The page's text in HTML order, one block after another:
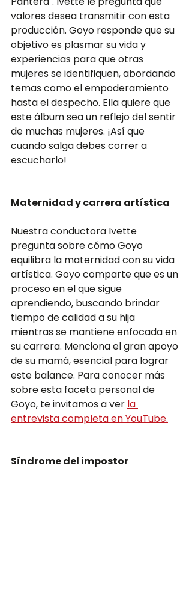
valores desea transmitir con esta
producción. Goyo responde que su
objetivo es plasmar su vida y
experiencias para que otras
mujeres se identifiquen, abordando
temas como el empoderamiento
hasta el despecho. Ella quiere que
este álbum sea un reflejo del sentir
de muchas mujeres. ¡Así que
cuando salga debes correr a
escucharlo!
Maternidad y carrera artística
Nuestra conductora Ivette
pregunta sobre cómo Goyo
equilibra la maternidad con su vida
artística. Goyo comparte que es un
proceso en el que sigue
aprendiendo, buscando brindar
tiempo de calidad a su hija
mientras se mantiene enfocada en
su carrera. Menciona el gran apoyo
de su mamá, esencial para lograr
este balance. Para conocer más
sobre esta faceta personal de
Goyo, te invitamos a ver la
entrevista completa en YouTube.
Síndrome del impostor